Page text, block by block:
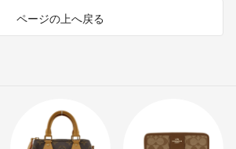
ページの上へ戻る